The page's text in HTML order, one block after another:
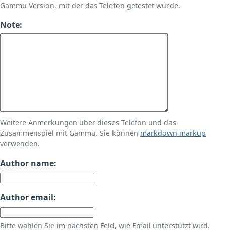
Gammu Version, mit der das Telefon getestet wurde.
Note:
Weitere Anmerkungen über dieses Telefon und das
Zusammenspiel mit Gammu. Sie können markdown markup
verwenden.
Author name:
Author email:
Bitte wählen Sie im nächsten Feld, wie Email unterstützt wird.